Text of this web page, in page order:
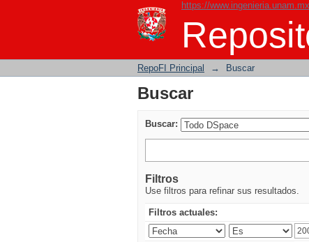
https://www.ingenieria.unam.mx
Buscar
RepoFI Principal → Buscar
Buscar
Buscar:
Filtros
Use filtros para refinar sus resultados.
Filtros actuales: